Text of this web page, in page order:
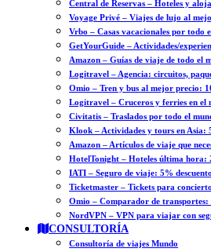
Central de Reservas – Hoteles y
Voyage Privé – Viajes de lujo al
Vrbo – Casas vacacionales por todo
GetYourGuide – Actividades/
Amazon – Guías de viaje de todo el
Logitravel – Agencia: circuitos,
Omio – Tren y bus al mejor precio:
Logitravel – Cruceros y ferries en el
Civitatis – Traslados por todo el
Klook – Actividades y tours en Asia:
Amazon – Artículos de viaje que
HotelTonight – Hoteles última hora:
IATI – Seguro de viaje: 5%
Ticketmaster – Tickets para
Omio – Comparador de transportes:
NordVPN – VPN para viajar con
CONSULTORÍA
Consultoría de viajes Mundo